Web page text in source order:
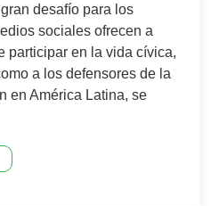
desafío para los
sociales ofrecen a
participar en la vida cívica,
a los defensores de la
en América Latina, se